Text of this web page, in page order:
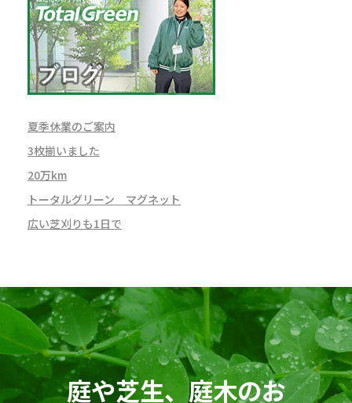
夏季休業のご案内
3枚揃いました
20万km
トータルグリーン マグネット
広い芝刈りも1日で
庭や芝生、庭木のお